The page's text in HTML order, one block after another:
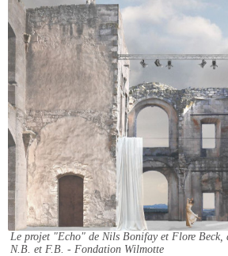
Le projet "Echo" de Nils Bonifay et Flore Beck,
N.B. et F.B. - Fondation Wilmotte